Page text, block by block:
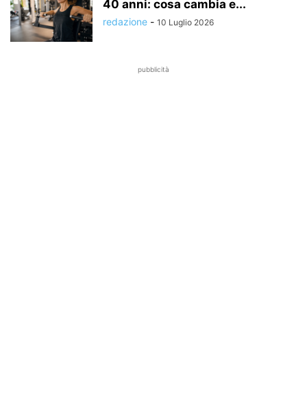
40 anni: cosa cambia e...
redazione - 10 Luglio 2026
pubblicità